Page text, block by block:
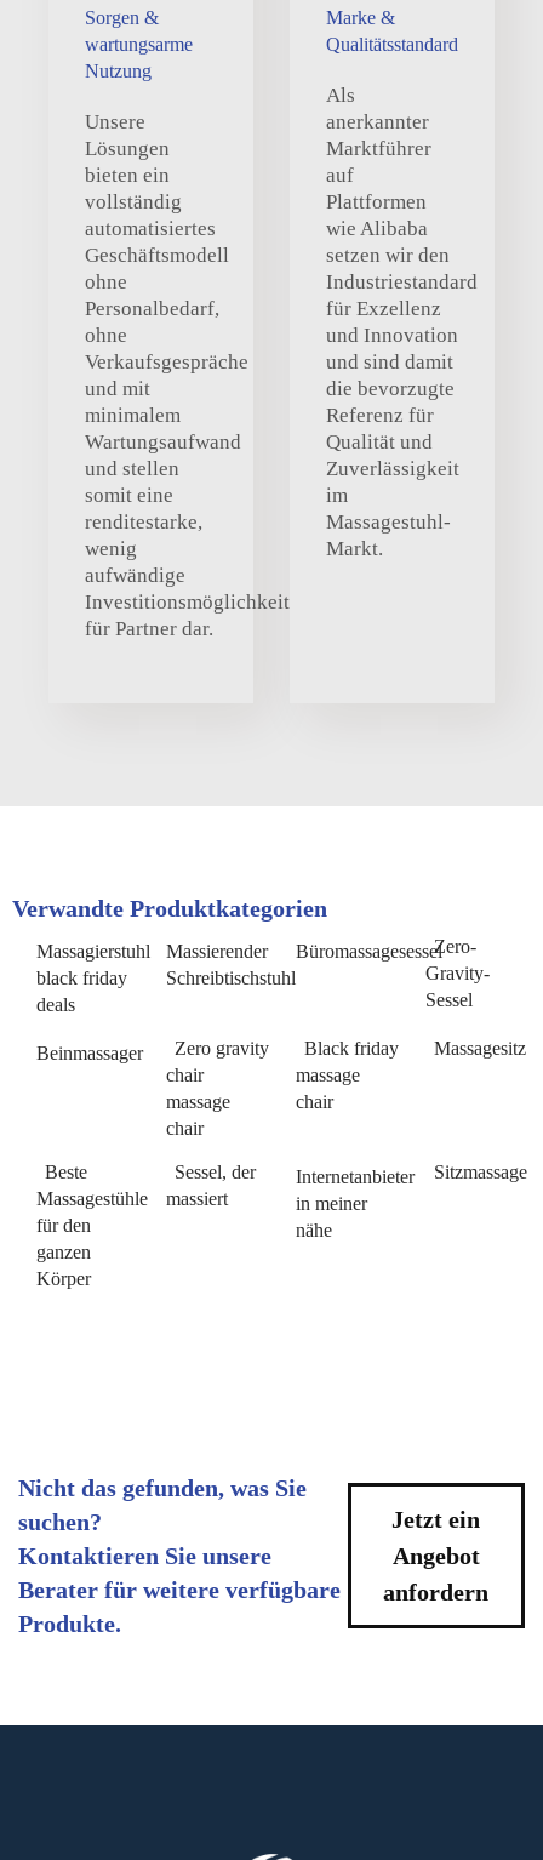
Sorgen &
wartungsarme
Nutzung
Unsere
Lösungen
bieten ein
vollständig
automatisiertes
Geschäftsmodell
ohne
Personalbedarf,
ohne
Verkaufsgespräche
und mit
minimalem
Wartungsaufwand
und stellen
somit eine
renditestarke,
wenig
aufwändige
Investitionsmöglichkeit
für Partner dar.
Marke &
Qualitätsstandard
Als
anerkannter
Marktführer
auf
Plattformen
wie Alibaba
setzen wir den
Industriestandard
für Exzellenz
und Innovation
und sind damit
die bevorzugte
Referenz für
Qualität und
Zuverlässigkeit
im
Massagestuhl-
Markt.
Verwandte Produktkategorien
Massagierstuhl
black friday
deals
Massierender
Schreibtischstuhl
BüromassagesesselZero-
Gravity-
Sessel
Beinmassager
Zero gravity
chair
massage
chair
Black friday
massage
chair
Massagesitz
Beste
Massagestühle
für den
ganzen
Körper
Sessel, der
massiert
Internetanbieter
in meiner
nähe
Sitzmassage
Nicht das gefunden, was Sie
suchen?
Kontaktieren Sie unsere
Berater für weitere verfügbare
Produkte.
Jetzt ein
Angebot
anfordern